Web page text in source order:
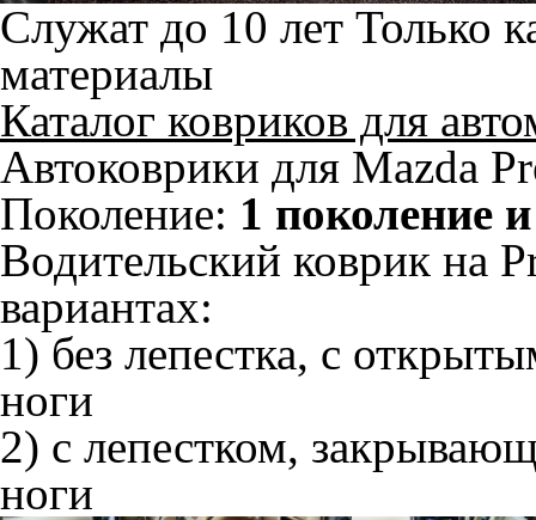
Служат до 10 лет Только
материалы
Каталог ковриков для
Автоковрики для Mazda
Поколение: 1 поколение
Водительский коврик на
вариантах:
1) без лепестка, с
ноги
2) с лепестком,
ноги